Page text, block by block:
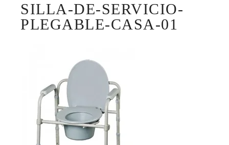
SILLA-DE-SERVICIO-
PLEGABLE-CASA-01